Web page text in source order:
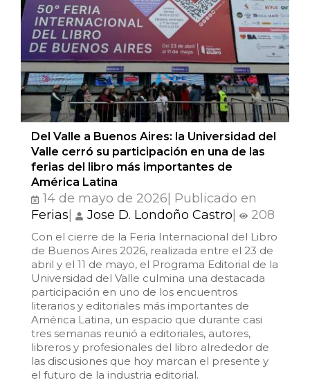
Filosofía
Finanzas
Género
Geografía
Historia
Ingeniería
Lenguas
Literatura
Matemáticas
Medicina
Del Valle a Buenos Aires: la Universidad del
Valle cerró su participación en una de las
ferias del libro más importantes de
América Latina
14 de mayo de 2026| Publicado en
Ferias
Jose D. Londoño Castro 208
Con el cierre de la Feria Internacional del Libro
de Buenos Aires 2026, realizada entre el 23 de
abril y el 11 de mayo, el Programa Editorial de la
Universidad del Valle culmina una destacada
participación en uno de los encuentros
literarios y editoriales más importantes de
América Latina, un espacio que durante casi
tres semanas reunió a editoriales, autores,
libreros y profesionales del libro alrededor de
las discusiones que hoy marcan el presente y
el futuro de la industria editorial.